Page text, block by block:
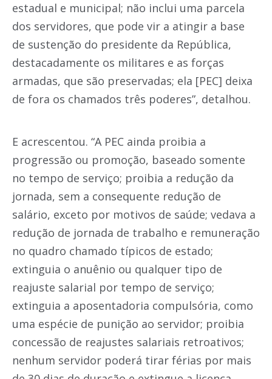
estadual e municipal; não inclui uma parcela
dos servidores, que pode vir a atingir a base
de sustenção do presidente da República,
destacadamente os militares e as forças
armadas, que são preservadas; ela [PEC] deixa
de fora os chamados três poderes”, detalhou.
E acrescentou. “A PEC ainda proibia a
progressão ou promoção, baseado somente
no tempo de serviço; proibia a redução da
jornada, sem a consequente redução de
salário, exceto por motivos de saúde; vedava a
redução de jornada de trabalho e remuneração
no quadro chamado típicos de estado;
extinguia o anuênio ou qualquer tipo de
reajuste salarial por tempo de serviço;
extinguia a aposentadoria compulsória, como
uma espécie de punição ao servidor; proibia
concessão de reajustes salariais retroativos;
nenhum servidor poderá tirar férias por mais